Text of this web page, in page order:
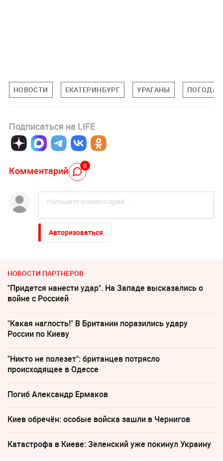
НОВОСТИ ЕКАТЕРИНБУРГ УРАГАНЫ ПОГОДА
Подписаться на LIFE
Комментарий 0
Авторизоваться
НОВОСТИ ПАРТНЕРОВ
"Придется нанести удар". На Западе высказались о
войне с Россией
"Какая наглость!" В Британии поразились удару
России по Киеву
"Никто не полезет": британцев потрясло
происходящее в Одессе
Погиб Александр Ермаков
Киев обречён: особые войска зашли в Чернигов
Катастрофа в Киеве: Зеленский уже покинул Украину